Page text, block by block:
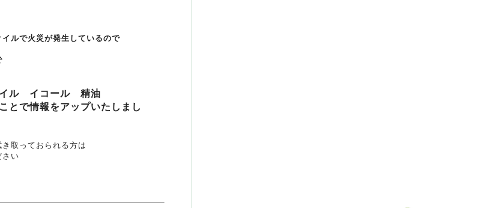
ルで火災が発生しているので
イル イコール 精油
とで情報をアップいたしまし
取っておられる方は
さい